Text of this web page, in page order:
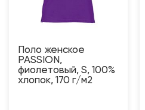
Поло женское
PASSION,
фиолетовый, S, 100%
хлопок, 170 г/м2